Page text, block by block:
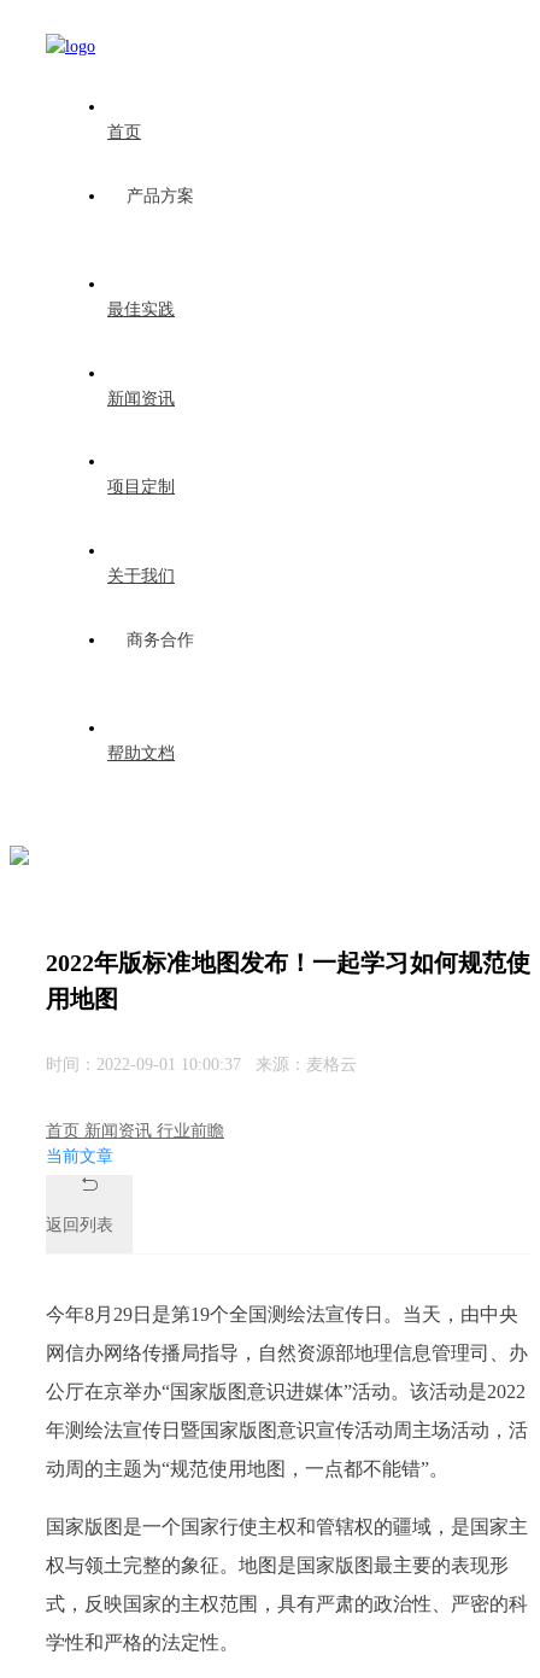
首页
产品方案
最佳实践
新闻资讯
项目定制
关于我们
商务合作
帮助文档
2022年版标准地图发布！一起学习如何规范使
用地图
时间：2022-09-01 10:00:37 来源：麦格云
首页 新闻资讯 行业前瞻
当前文章
返回列表
今年8月29日是第19个全国测绘法宣传日。当天，由中央
网信办网络传播局指导，自然资源部地理信息管理司、办
公厅在京举办“国家版图意识进媒体”活动。该活动是2022
年测绘法宣传日暨国家版图意识宣传活动周主场活动，活
动周的主题为“规范使用地图，一点都不能错”。
国家版图是一个国家行使主权和管辖权的疆域，是国家主
权与领土完整的象征。地图是国家版图最主要的表现形
式，反映国家的主权范围，具有严肃的政治性、严密的科
学性和严格的法定性。